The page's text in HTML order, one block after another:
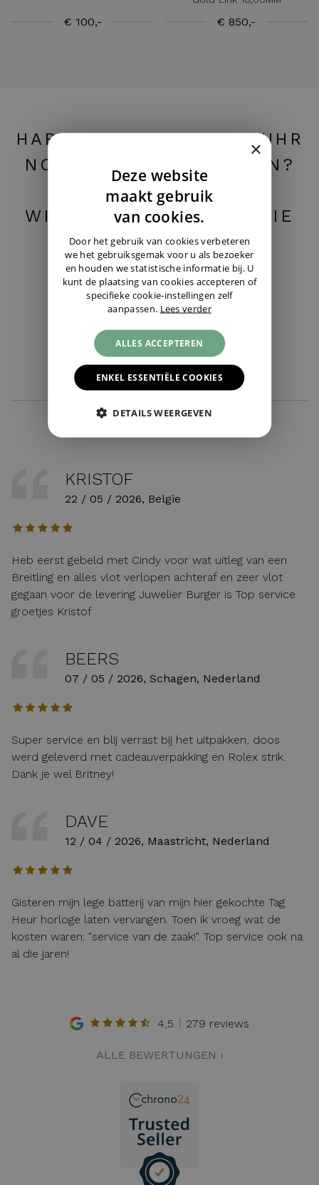
€ 100,- € 850,-
HABEN SIE IHRE NEUE UHR
NOCH NICHT GEFUNDEN?
LASSEN SIE ES UNS
WISSEN. WIR HALTEN SIE
GERNE AUF DEM
LAUFENDEN.
Ich suche eine bestimmte Uhr ›
KRISTOF
22 / 05 / 2026, Belgie
Heb eerst gebeld met Cindy voor wat uitleg van een
Breitling en alles vlot verlopen achteraf en zeer vlot
gegaan voor de levering Juwelier Burger is Top service
groetjes Kristof
BEERS
07 / 05 / 2026, Schagen, Nederland
Super service en blij verrast bij het uitpakken, doos
werd geleverd met cadeauverpakking en Rolex strik.
Dank je wel Britney!
DAVE
12 / 04 / 2026, Maastricht, Nederland
Gisteren mijn lege batterij van mijn hier gekochte Tag
Heur horloge laten vervangen. Toen ik vroeg wat de
kosten waren: "service van de zaak!". Top service ook na
al die jaren!
4,5 279 reviews
ALLE BEWERTUNGEN ›
GERMAN
×
Deze website
maakt gebruik
van cookies.
Door het gebruik van cookies verbeteren
we het gebruiksgemak voor u als bezoeker
en houden we statistische informatie bij. U
kunt de plaatsing van cookies accepteren of
specifieke cookie-instellingen zelf
aanpassen. Lees verder
ALLES ACCEPTEREN
ENKEL ESSENTIËLE COOKIES
DETAILS WEERGEVEN